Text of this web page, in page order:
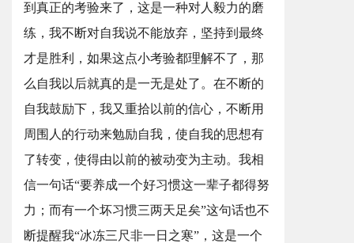
到真正的考验来了，这是一种对人毅力的磨
练，我不断对自我说不能放弃，坚持到最终
才是胜利，如果这点小考验都理解不了，那
么自我以后就真的是一无是处了。在不断的
自我鼓励下，我又重拾以前的信心，不断用
周围人的行动来勉励自我，使自我的思想有
了转变，使得由以前的被动变为主动。我相
信一句话“要养成一个好习惯这一辈子都得努
力；而有一个坏习惯三两天足矣”这句话也不
断提醒我“冰冻三尺非一日之寒”，这是一个